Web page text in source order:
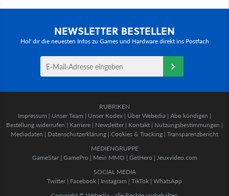
NEWSLETTER BESTELLEN
Hol' dir die neuesten Infos zu Games und Hardware direkt ins Postfach
RUBRIKEN
Impressum | Unser Team | Unser Kodex | Über Webedia | Abo kündigen |
Bestellung widerrufen | Karriere | Newsletter | Kontakt | Nutzungsbestimmungen |
Mediadaten | Datenschutzerklärung | Cookies & Tracking | Transparenzbericht
MEDIENGRUPPE
GameStar| GamePro | Mein MMO | GetHero | Jeuxvideo.com
SOCIAL MEDIA
Twitter | Facebook | Instagram | TikTok | WhatsApp